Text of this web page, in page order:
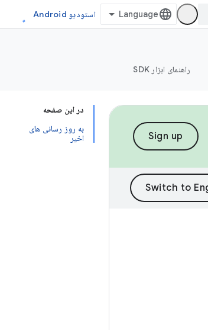
استودیو Android
راهنمای ابزار SDK
در این صفحه
به روز رسانی های
اخیر
Sign up